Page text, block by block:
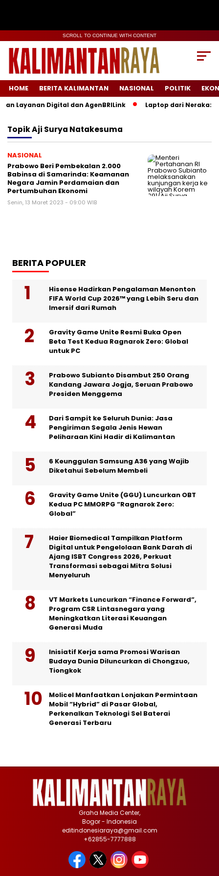
SCROLL TO CONTINUE WITH CONTENT
HOME BERITA KALIMANTAN NASIONAL POLITIK
Layanan Digital dan AgenBRILink Laptop dari Neraka:
TopikAji Surya Natakesuma
NASIONAL
Prabowo Beri Pembekalan 2.000
Babinsa di Samarinda: Keamanan
Negara Jamin Perdamaian dan
Pertumbuhan Ekonomi
Senin, 13 Maret 2023 - 09:00 WIB
BERITA POPULER
Hisense Hadirkan Pengalaman Menonton
FIFA World Cup 2026™ yang Lebih Seru dan
Imersif dari Rumah
Gravity Game Unite Resmi Buka Open
Beta Test Kedua Ragnarok Zero: Global
untuk PC
Prabowo Subianto Disambut 250 Orang
Kandang Jawara Jogja, Seruan Prabowo
Presiden Menggema
Dari Sampit ke Seluruh Dunia: Jasa
Pengiriman Segala Jenis Hewan
Peliharaan Kini Hadir di Kalimantan
6 Keunggulan Samsung A36 yang Wajib
Diketahui Sebelum Membeli
Gravity Game Unite (GGU) Luncurkan OBT
Kedua PC MMORPG “Ragnarok Zero:
Global”
Haier Biomedical Tampilkan Platform
Digital untuk Pengelolaan Bank Darah di
Ajang ISBT Congress 2026, Perkuat
Transformasi sebagai Mitra Solusi
Menyeluruh
VT Markets Luncurkan “Finance Forward”,
Program CSR Lintasnegara yang
Meningkatkan Literasi Keuangan
Generasi Muda
Inisiatif Kerja sama Promosi Warisan
Budaya Dunia Diluncurkan di Chongzuo,
Tiongkok
Molicel Manfaatkan Lonjakan Permintaan
Mobil “Hybrid” di Pasar Global,
Perkenalkan Teknologi Sel Baterai
Generasi Terbaru
Graha Media Center,
Bogor - Indonesia
editindonesiaraya@gmail.com
+62855-7777888